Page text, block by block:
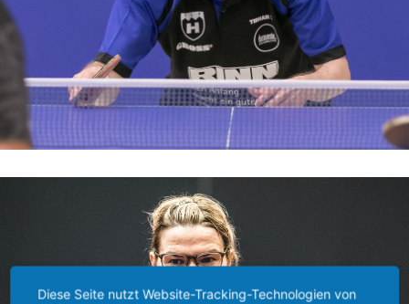
Diese Seite nutzt Website-Tracking-Technologien von